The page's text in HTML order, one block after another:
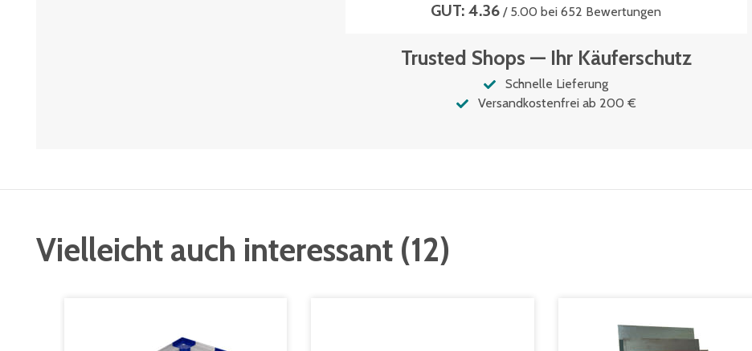
GUT: 4.36 / 5.00 bei 652 Bewertungen
Trusted Shops — Ihr Käuferschutz
Schnelle Lieferung
Versandkostenfrei ab 200 €
Vielleicht auch interessant (12)